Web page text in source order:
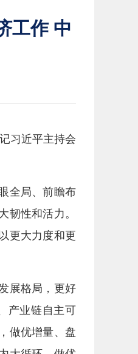
工作 中
习近平主持会
全局、前瞻布
韧性和活力。
更大力度和更
展格局，更好
产业链自主可
做优增量、盘